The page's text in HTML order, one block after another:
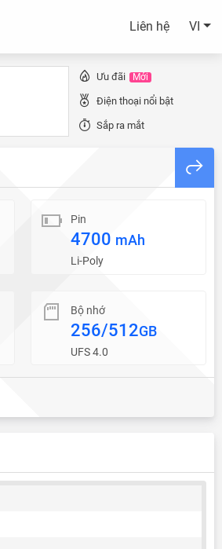
Liên hệ VI
Ưu đãi Mới
Điện thoại nổi bật
Sắp ra mắt
Pin
4700 mAh
Li-Poly
Bộ nhớ
256/512GB
UFS 4.0